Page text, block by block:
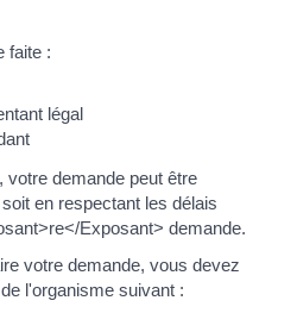
faite :
légal
demande peut être
en respectant les délais
Exposant> demande.
votre demande, vous devez
l'organisme suivant :